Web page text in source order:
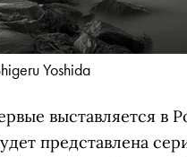
Yoshida
выставляется в
представлена